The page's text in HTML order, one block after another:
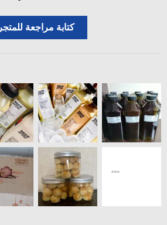
كتابة مراجعة للمتجر